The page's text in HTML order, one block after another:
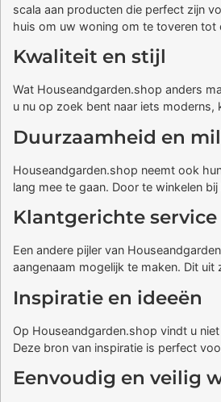
scala aan producten die perfect zijn
huis om uw woning om te toveren tot
Kwaliteit en stijl
Wat Houseandgarden.shop anders
u nu op zoek bent naar iets
Duurzaamheid en
Houseandgarden.shop neemt ook
lang mee te gaan. Door te winkelen
Klantgerichte service
Een andere pijler van
aangenaam mogelijk te maken. Dit
Inspiratie en ideeën
Op Houseandgarden.shop vindt u
Deze bron van inspiratie is perfect
Eenvoudig en veilig